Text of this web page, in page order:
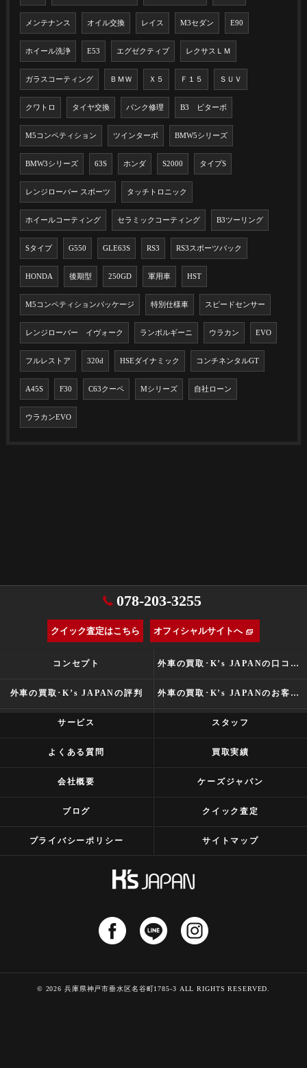
メンテナンス オイル交換 レイス M3セダン E90
ホイール洗浄 E53 エグゼクティブ レクサスＬＭ
ガラスコーティング ＢＭＷ Ｘ５ Ｆ１５ ＳＵＶ
クワトロ タイヤ交換 パンク修理 B3 ビターボ
M5コンペティション ツインターボ BMW5シリーズ
BMW3シリーズ 63S ホンダ S2000 タイプS
レンジローバー スポーツ タッチトロニック
ホイールコーティング セラミックコーティング B3ツーリング
Sタイプ G550 GLE63S RS3 RS3スポーツバック
HONDA 後期型 250GD 軍用車 HST
M5コンペティションパッケージ 特別仕様車 スピードセンサー
レンジローバー イヴォーク ランボルギーニ ウラカン EVO
フルレストア 320d HSEダイナミック コンチネンタルGT
A45S F30 C63クーペ Mシリーズ 自社ローン
ウラカンEVO
078-203-3255
クイック査定はこちら オフィシャルサイトへ
コンセプト 外車の買取･K’s JAPANの口コミ情報
外車の買取･K’s JAPANの評判 外車の買取･K’s JAPANのお客様の声
サービス スタッフ
よくある質問 買取実績
会社概要 ケーズジャパン
ブログ クイック査定
プライバシーポリシー サイトマップ
© 2026 兵庫県神戸市垂水区名谷町1785-3 ALL RIGHTS RESERVED.